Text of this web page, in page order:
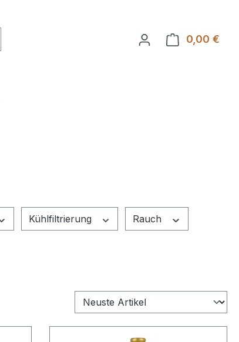
0,00 €
Kühlfiltrierung Rauch